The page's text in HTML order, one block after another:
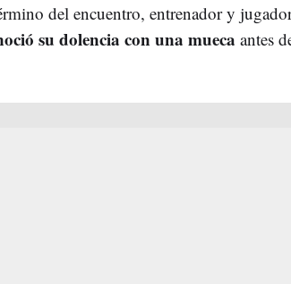
del encuentro, entrenador y
su dolencia con una mueca antes